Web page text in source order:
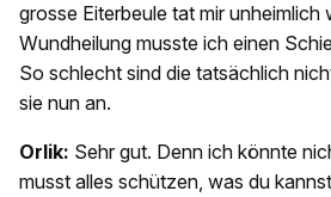
grosse Eiterbeule tat mir unheimlich
Wundheilung musste ich einen
So schlecht sind die tatsächlich
sie nun an.
Orlik: Sehr gut. Denn ich könnte
musst alles schützen, was du